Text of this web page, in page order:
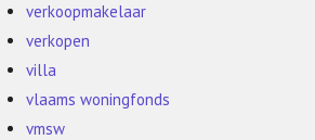
verkoopmakelaar
verkopen
villa
vlaams woningfonds
vmsw